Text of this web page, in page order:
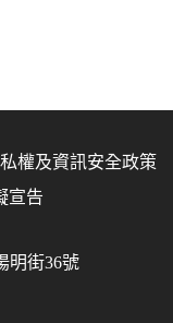
權及資訊安全政策
宣告
明街36號